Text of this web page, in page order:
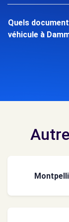
Quels
véhicule à